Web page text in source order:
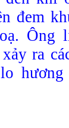
đem
Ông
ra